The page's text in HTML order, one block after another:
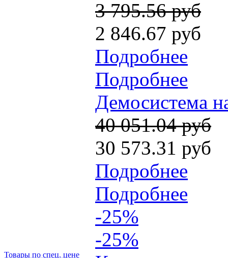
Товары по спец. цене
3 795.56 руб
2 846.67 руб
Подробнее
Подробнее
Демосистема
40 051.04 руб
30 573.31 руб
Подробнее
Подробнее
-25%
-25%